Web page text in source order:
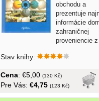
obchodu a
prezentuje
informácie
zahraničnej
proveniencie
Stav knihy:
Cena: €5,00 (130 Kč)
Pre Vás: €4,75 (123 Kč)